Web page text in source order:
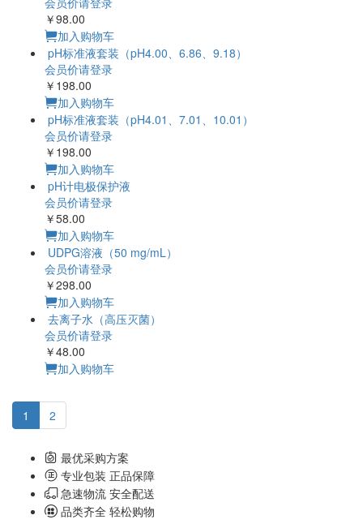
￥98.00
加入购物车
pH标准液套装（pH4.00、6.86、9.18）
会员价请登录
￥198.00
加入购物车
pH标准液套装（pH4.01、7.01、10.01）
会员价请登录
￥198.00
加入购物车
pH计电极保护液
会员价请登录
￥58.00
加入购物车
UDPG溶液（50 mg/mL）
会员价请登录
￥298.00
加入购物车
去离子水（高压灭菌）
会员价请登录
￥48.00
加入购物车
1 2
最优采购方案
专业包装 正品保障
急速物流 安全配送
品类齐全 轻松购物